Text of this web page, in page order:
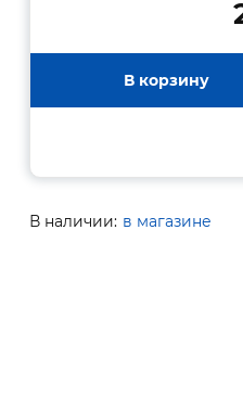
В корзину
В наличии: в магазине